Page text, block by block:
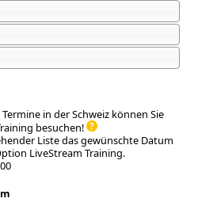
in der Schweiz können Sie
besuchen!
Liste das gewünschte Datum
LiveStream Training.